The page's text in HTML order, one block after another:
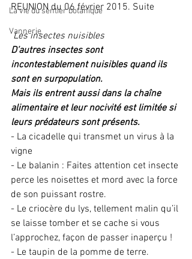
La vie du sentier botanique
Vannerie
REUNION du 06 février 2015. Suite
Les insectes nuisibles
D’autres insectes sont
incontestablement nuisibles quand ils
sont en surpopulation.
Mais ils entrent aussi dans la chaîne
alimentaire et leur nocivité est limitée si
leurs prédateurs sont présents.
- La cicadelle qui transmet un virus à la
vigne
- Le balanin : Faites attention cet insecte
perce les noisettes et mord avec la force
de son puissant rostre.
- Le criocère du lys, tellement malin qu’il
se laisse tomber et se cache si vous
l’approchez, façon de passer inaperçu !
- Le taupin de la pomme de terre.